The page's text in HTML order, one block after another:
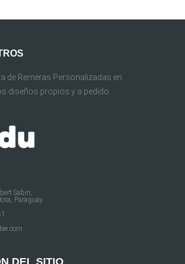
de Remeras Personalizadas en
diseños propios y a pedido.
Sabin,
Paraguay